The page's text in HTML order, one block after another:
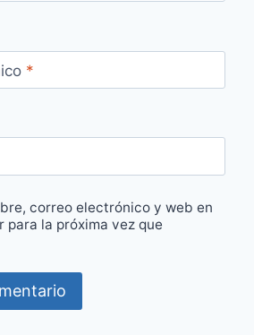
*
correo electrónico y web en
para la próxima vez que